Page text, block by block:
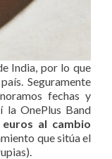
India, por lo que
Seguramente
fechas y
OnePlus Band
euros al cambio
que sitúa el